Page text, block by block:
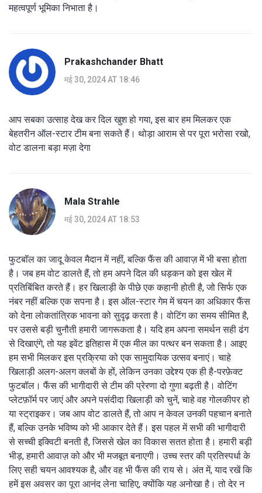
महत्वपूर्ण भूमिका निभाता है।
Prakashchander Bhatt
मई 30, 2024 AT 18:46
आप सबका उत्साह देख कर दिल खुश हो गया, इस बार हम मिलकर एक
बेहतरीन ऑल-स्टार टीम बना सकते हैं। थोड़ा आराम से पर पूरा भरोसा रखो,
वोट डालना बड़ा मज़ा देगा
Mala Strahle
मई 30, 2024 AT 18:53
फुटबॉल का जादू केवल मैदान में नहीं, बल्कि फैंस की आवाज़ में भी बसा होता
है। जब हम वोट डालते हैं, तो हम अपने दिल की धड़कन को इस खेल में
प्रतिबिंबित करते हैं। हर खिलाड़ी के पीछे एक कहानी होती है, जो सिर्फ एक
नंबर नहीं बल्कि एक सपना है। इस ऑल-स्टार गेम में चयन का अधिकार फैंस
को देना लोकतांत्रिक भावना को सुदृढ़ करता है। वोटिंग का समय सीमित है,
पर उससे बड़ी चुनौती हमारी जागरूकता है। यदि हम अपना समर्थन सही ढंग
से दिखाएंगे, तो यह इवेंट इतिहास में एक मील का पत्थर बन सकता है। आइए
हम सभी मिलकर इस प्रक्रिया को एक सामुदायिक उत्सव बनाएं। चाहे
खिलाड़ी अलग-अलग क्लबों के हों, लेकिन उनका उद्देश्य एक ही है-परफ़ेक्ट
फुटबॉल। फैंस की भागीदारी से टीम की प्रेरणा दो गुणा बढ़ती है। वोटिंग
प्लेटफ़ॉर्म पर जाएं और अपने पसंदीदा खिलाड़ी को चुनें, चाहे वह गोलकीपर हो
या स्ट्राइकर। जब आप वोट डालते हैं, तो आप न केवल उनकी पहचान बनाते
हैं, बल्कि उनके भविष्य को भी आकार देते हैं। इस पहल में सभी की भागीदारी
से सच्ची इक्विटी बनती है, जिससे खेल का विकास सतत होता है। हमारी बड़ी
भीड़, हमारी आवाज़ को और भी मजबूत बनाएगी। उच्च स्तर की प्रतिस्पर्धा के
लिए सही चयन आवश्यक है, और वह भी फैंस की राय से। अंत में, याद रखें कि
हमें इस अवसर का पूरा आनंद लेना चाहिए, क्योंकि यह अनोखा है। तो देर न